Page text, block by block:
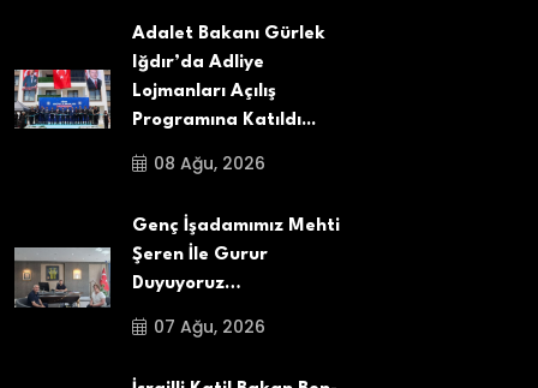
Adalet Bakanı Gürlek
Iğdır’da Adliye
Lojmanları Açılış
Programına Katıldı...
08 Ağu, 2026
Genç İşadamımız Mehti
Şeren İle Gurur
Duyuyoruz…
07 Ağu, 2026